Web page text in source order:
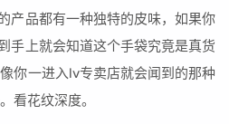
产品都有一种独特的皮味，如果你
手上就会知道这个手袋究竟是真货
你一进入lv专卖店就会闻到的那种
看花纹深度。